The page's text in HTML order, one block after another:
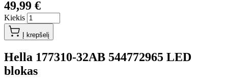
49,99 €
Kiekis
Į krepšelį
Hella 177310-32AB 544772965 LED
blokas